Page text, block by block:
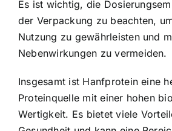
Es ist wichtig, die
der Verpackung zu beachten,
Nutzung zu gewährleisten und
Nebenwirkungen zu vermeiden.
Insgesamt ist Hanfprotein eine
Proteinquelle mit einer hohen
Wertigkeit. Es bietet viele